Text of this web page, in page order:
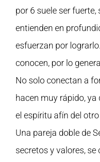
por 6 suele ser
entienden en
esfuerzan por
conocen, por lo
No solo conectan a
hacen muy rápido,
el espíritu afín del
Una pareja doble de
secretos y valores,